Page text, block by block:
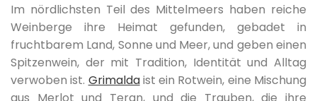
Im nördlichsten Teil des Mittelmeers haben reiche
Weinberge ihre Heimat gefunden, gebadet in
fruchtbarem Land, Sonne und Meer, und geben einen
Spitzenwein, der mit Tradition, Identität und Alltag
verwoben ist. Grimaldaist ein Rotwein, eine Mischung